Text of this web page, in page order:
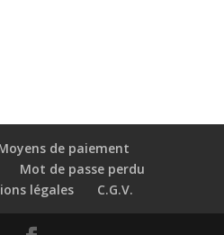
de paiement
Mot de passe perdu
légales C.G.V.